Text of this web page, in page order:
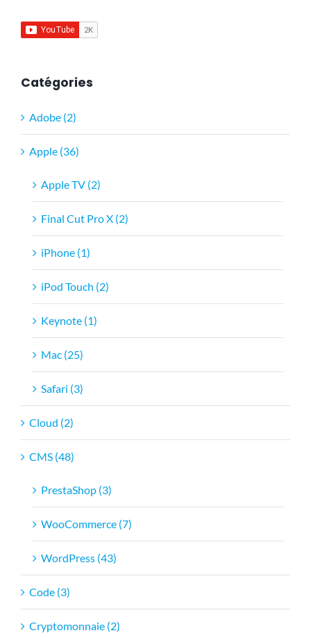
Catégories
Adobe (2)
Apple (36)
Apple TV (2)
Final Cut Pro X (2)
iPhone (1)
iPod Touch (2)
Keynote (1)
Mac (25)
Safari (3)
Cloud (2)
CMS (48)
PrestaShop (3)
WooCommerce (7)
WordPress (43)
Code (3)
Cryptomonnaie (2)